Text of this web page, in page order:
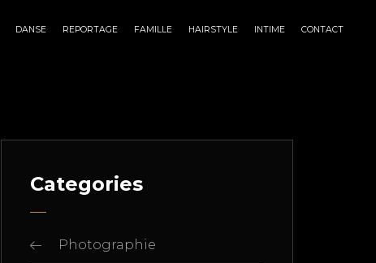
DANSE REPORTAGE FAMILLE HAIRSTYLE INTIME CONTACT
Categories
Photographie